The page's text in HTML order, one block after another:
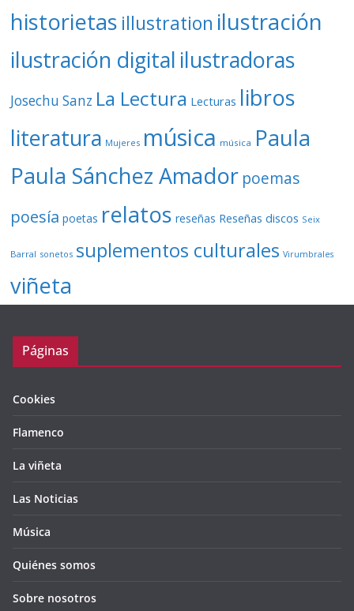
historietas illustration ilustración
ilustración digital ilustradoras
Josechu Sanz La Lectura Lecturas libros
literatura Mujeres música música Paula
Paula Sánchez Amador poemas
poesía poetas relatos reseñas Reseñas discos Seix
Barral sonetos suplementos culturales Virumbrales
viñeta
Páginas
Cookies
Flamenco
La viñeta
Las Noticias
Música
Quiénes somos
Sobre nosotros